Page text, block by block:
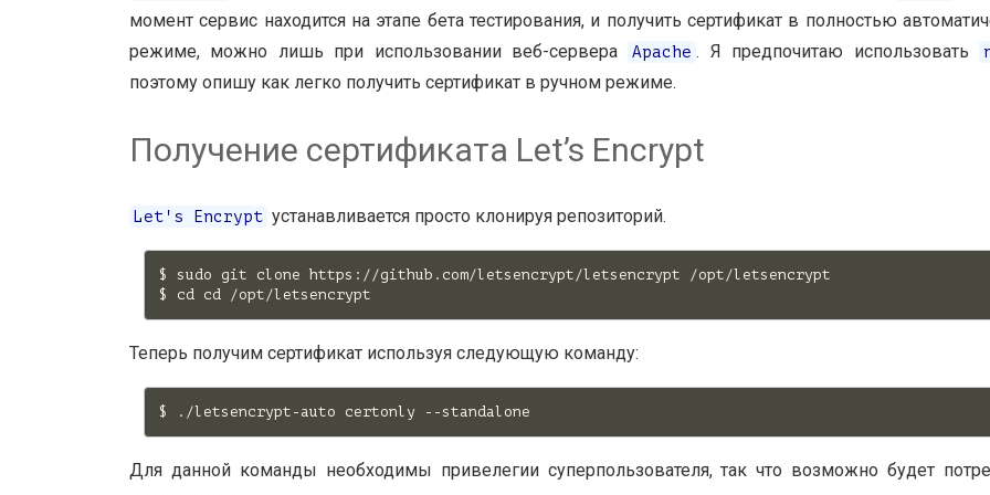
момент сервис находится на этапе бета тестирования, и получить сертификат в полностью
режиме, можно лишь при использовании веб-сервера
Apache . Я предпочитаю использовать
поэтому опишу как легко получить сертификат в ручном режиме.
Получение сертификата Let’s Encrypt
Let's Encrypt устанавливается просто клонируя репозиторий.
$ sudo git clone https://github.com/letsencrypt/letsencrypt /opt/letsencrypt
$ cd cd
Теперь получим сертификат используя следующую команду:
Для данной команды необходимы привелегии суперпользователя, так что возможно будет